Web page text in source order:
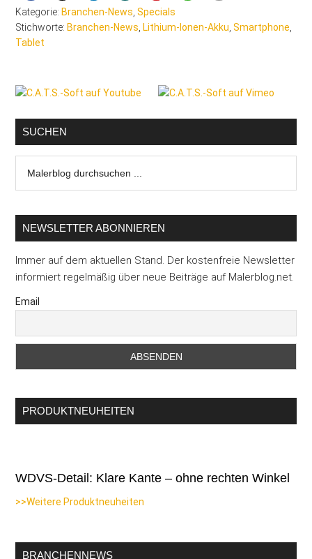
Kategorie: Branchen-News ,Specials
Stichworte: Branchen-News Lithium-Ionen-Akku ,Smartphone
Tablet
Seitenspalte
SUCHEN
durchsuchen
NEWSLETTER ABONNIEREN
Immer auf dem aktuellen Stand. Der kostenfreie Newsletter
informiert regelmäßig über neue Beiträge auf Malerblog.net.
Email
PRODUKTNEUHEITEN
WDVS-Detail: Klare Kante – ohne rechten Winkel
>>Weitere Produktneuheiten
BRANCHENNEWS